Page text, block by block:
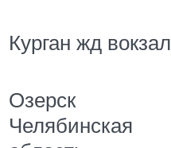
Курган жд вокзал
Озерск
Челябинская